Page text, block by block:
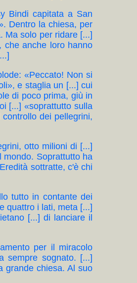
Bindi capitata a San
Dentro la chiesa, per
Ma solo per ridare [...]
che anche loro hanno
«Peccato! Non si
e staglia un [...] cui
di poco prima, giù in
[...] «soprattutto sulla
dei pellegrini,
otto milioni di [...]
Soprattutto ha
sottratte, c'è chi
tutto in contante dei
quattro i lati, meta [...]
[...] di lanciare il
per il miracolo
sempre sognato. [...]
grande chiesa. Al suo